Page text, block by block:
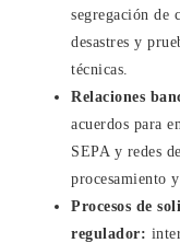
segregación de
desastres y
técnicas.
Relaciones
acuerdos para
SEPA y redes
procesamiento
Procesos de
regulador: